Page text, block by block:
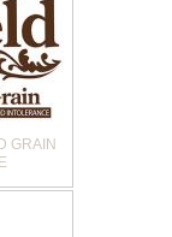
GRAIN